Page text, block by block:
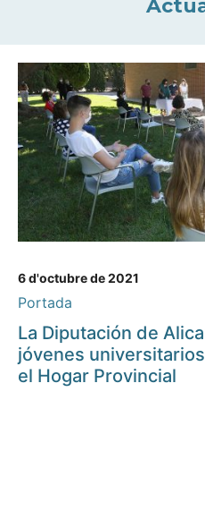
6 d'octubre de 2021
Portada
La Diputación de
jóvenes
el Hogar Provincial